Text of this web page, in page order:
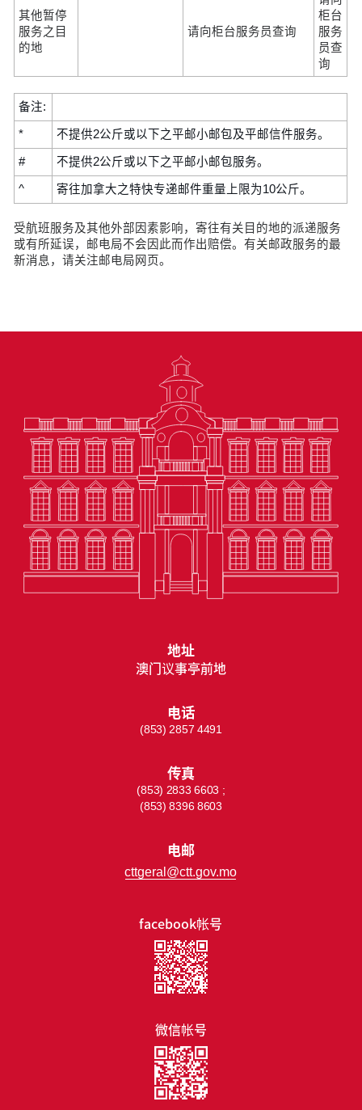
其他暂停
服务之目
的地
请向柜台服务员查询
柜台
服务
员查
询
备注:
* 不提供2公斤或以下之平邮小邮包及平邮信件服务。
# 不提供2公斤或以下之平邮小邮包服务。
^ 寄往加拿大之特快专递邮件重量上限为10公斤。
受航班服务及其他外部因素影响，寄往有关目的地的派递服务
或有所延误，邮电局不会因此而作出赔偿。有关邮政服务的最
新消息，请关注邮电局网页。
facebook帐号
微信帐号
地址
澳门议事亭前地
电话
(853) 2857 4491
传真
(853) 2833 6603 ;
(853) 8396 8603
电邮
cttgeral@ctt.gov.mo